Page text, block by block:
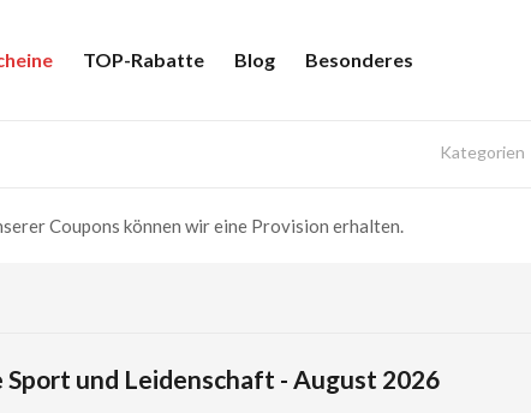
TOP-Rabatte Blog Besonderes
Coupons können wir eine Provision erhalten.
und Leidenschaft - August 2026